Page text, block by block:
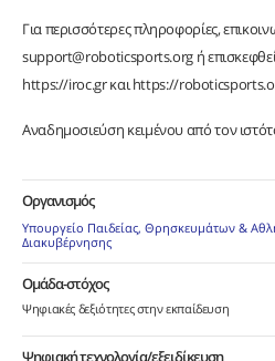
Για περισσότερες πληροφορίες,
support@roboticsports.org ή
https://iroc.gr και https://
Αναδημοσιεύση κειμένου από τον
Οργανισμός
Υπουργείο Παιδείας, Θρησκευμάτων &
Διακυβέρνησης
Ομάδα-στόχος
Ψηφιακές δεξιότητες στην εκπαίδευση
Ψηφιακή τεχνολογία/εξειδίκευση